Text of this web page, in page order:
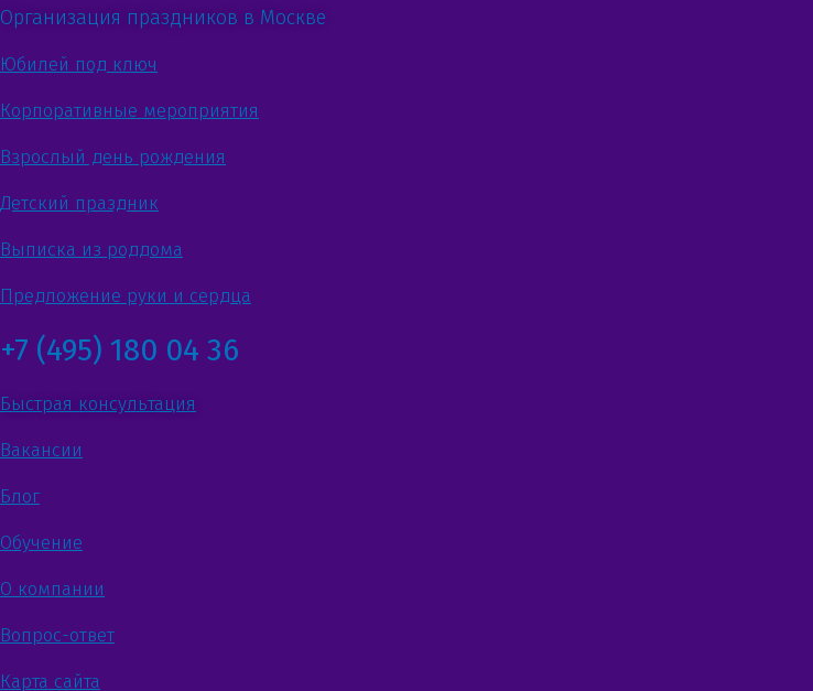
Организация праздников в Москве
Юбилей под ключ
Корпоративные мероприятия
Взрослый день рождения
Детский праздник
Выписка из роддома
Предложение руки и сердца
+7 (495) 180 04 36
Быстрая консультация
Вакансии
Блог
Обучение
О компании
Вопрос-ответ
Карта сайта